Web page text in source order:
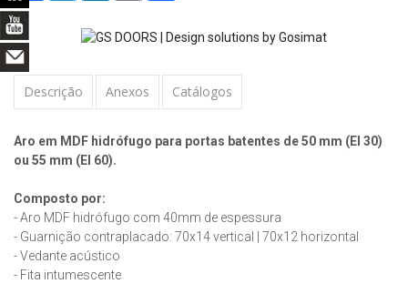
Descrição Anexos Catálogos
Aro em MDF hidrófugo para portas batentes de 50 mm (EI 30)
ou 55 mm (EI 60).
Composto por:
- Aro MDF hidrófugo com 40mm de espessura
- Guarnição contraplacado: 70x14 vertical | 70x12 horizontal
- Vedante acústico
- Fita intumescente